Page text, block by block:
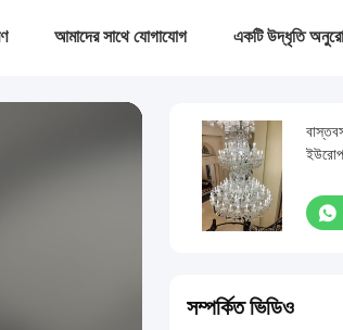
আমাদের সাথে যোগাযোগ একটি উদ্ধৃতি
সম্পর্কিত ভিডিও